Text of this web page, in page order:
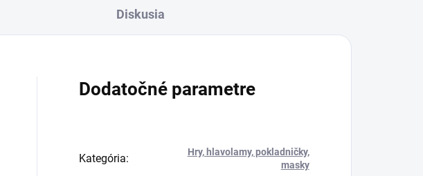
Diskusia
Dodatočné parametre
Kategória:
Hry, hlavolamy, pokladničky,
masky